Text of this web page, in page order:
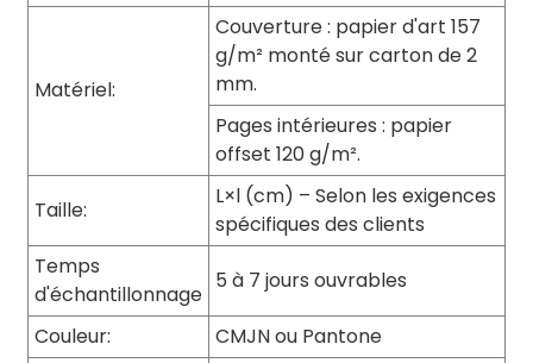
Matériel:
Couverture : papier d'art 157
g/m² monté sur carton de 2
mm.
Pages intérieures : papier
offset 120 g/m².
Taille:
L×l (cm) – Selon les exigences
spécifiques des clients
Temps
d'échantillonnage
5 à 7 jours ouvrables
Couleur:
CMJN ou Pantone